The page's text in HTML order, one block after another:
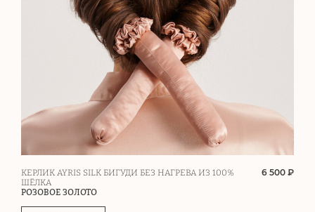
КЕРЛИК AYRIS SILK БИГУДИ БЕЗ НАГРЕВА ИЗ 100%
ШЁЛКА
РОЗОВОЕ ЗОЛОТО
6 500 ₽